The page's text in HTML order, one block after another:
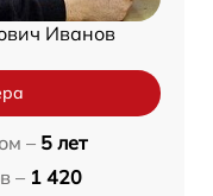
Иванов
– 5 лет
– 1 420